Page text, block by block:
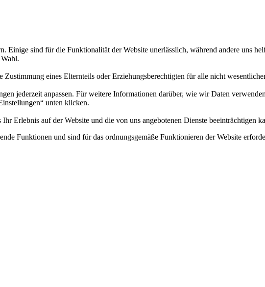
Einige sind für die Funktionalität der Website unerlässlich, während andere uns
Zustimmung eines Elternteils oder Erziehungsberechtigten für alle nicht
jederzeit anpassen. Für weitere Informationen darüber, wie wir Daten
unten klicken.
Erlebnis auf der Website und die von uns angebotenen Dienste beeinträchtigen
Funktionen und sind für das ordnungsgemäße Funktionieren der Website